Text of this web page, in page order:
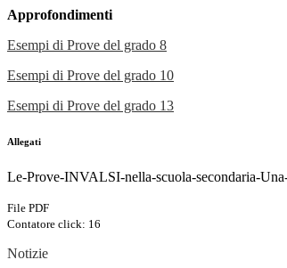
Approfondimenti
Esempi di Prove del grado 8
Esempi di Prove del grado 10
Esempi di Prove del grado 13
Allegati
Le-Prove-INVALSI-nella-scuola-secondaria-
File PDF
Contatore click: 16
Notizie